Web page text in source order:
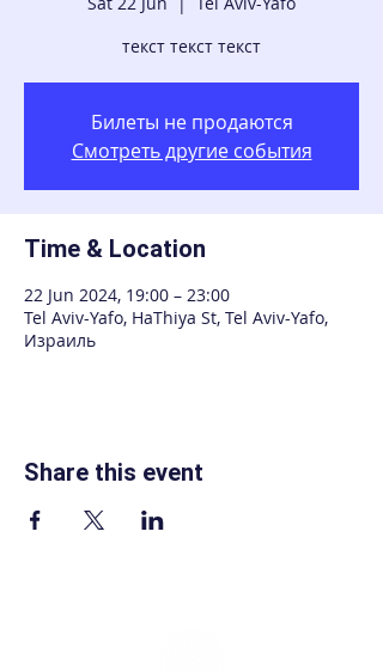
текст текст текст
Билеты не продаются
Смотреть другие события
Time & Location
22 Jun 2024, 19:00 – 23:00
Tel Aviv-Yafo, HaThiya St, Tel Aviv-Yafo,
Израиль
Share this event